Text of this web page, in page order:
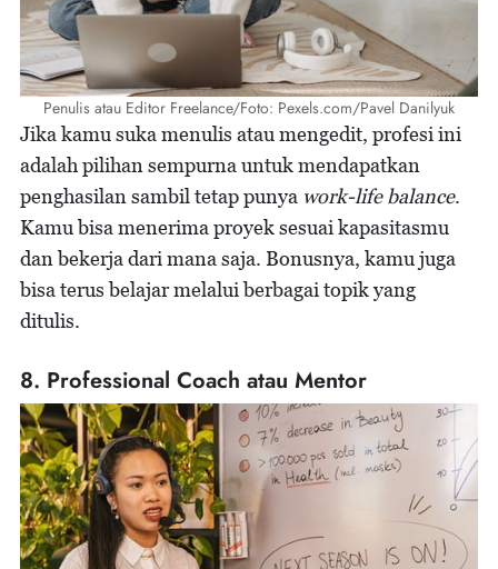
Penulis atau Editor Freelance/Foto: Pexels.com/Pavel Danilyuk
Jika kamu suka menulis atau mengedit, profesi ini
adalah pilihan sempurna untuk mendapatkan
penghasilan sambil tetap punya work-life balance.
Kamu bisa menerima proyek sesuai kapasitasmu
dan bekerja dari mana saja. Bonusnya, kamu juga
bisa terus belajar melalui berbagai topik yang
ditulis.
8. Professional Coach atau Mentor